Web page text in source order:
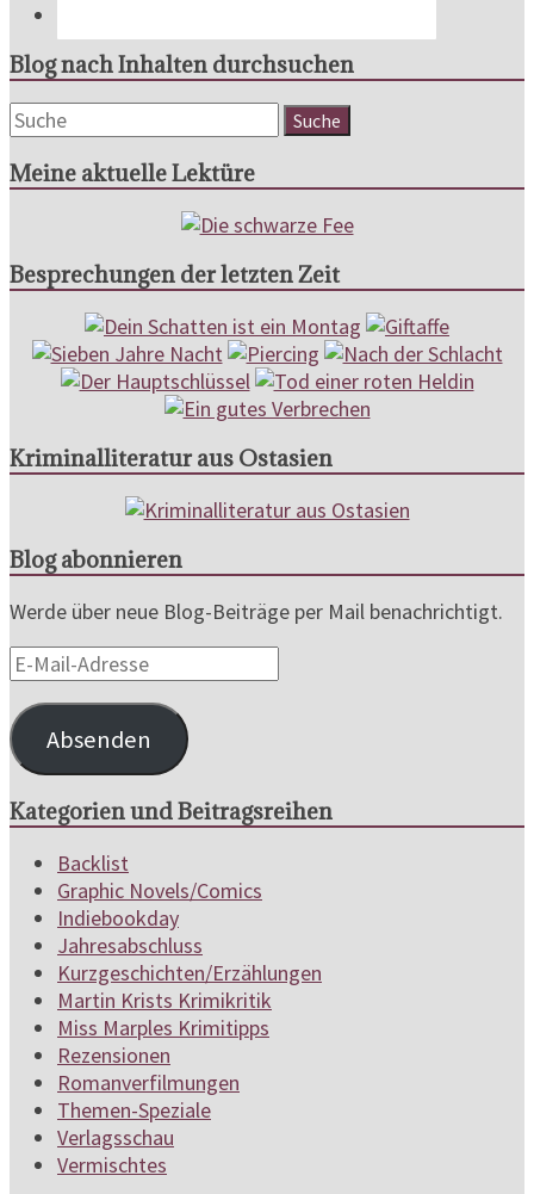
Blog nach Inhalten durchsuchen
Meine aktuelle Lektüre
Besprechungen der letzten Zeit
Kriminalliteratur aus Ostasien
Blog abonnieren
Werde über neue Blog-Beiträge per Mail benachrichtigt.
E-
Mail-
Adresse
Absenden
Kategorien und Beitragsreihen
Backlist
Graphic Novels/Comics
Indiebookday
Jahresabschluss
Kurzgeschichten/Erzählungen
Martin Krists Krimikritik
Miss Marples Krimitipps
Rezensionen
Romanverfilmungen
Themen-Speziale
Verlagsschau
Vermischtes